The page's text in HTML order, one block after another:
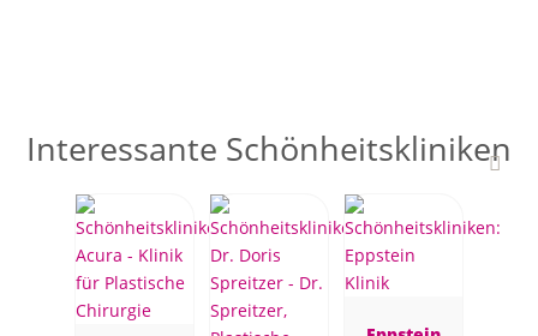
Interessante Schönheitskliniken